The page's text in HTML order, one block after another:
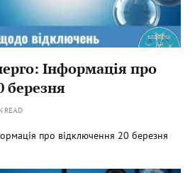
Інформація про
березня
READ
про відключення 20 березня